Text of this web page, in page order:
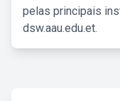
pelas principais
dsw.aau.edu.et.